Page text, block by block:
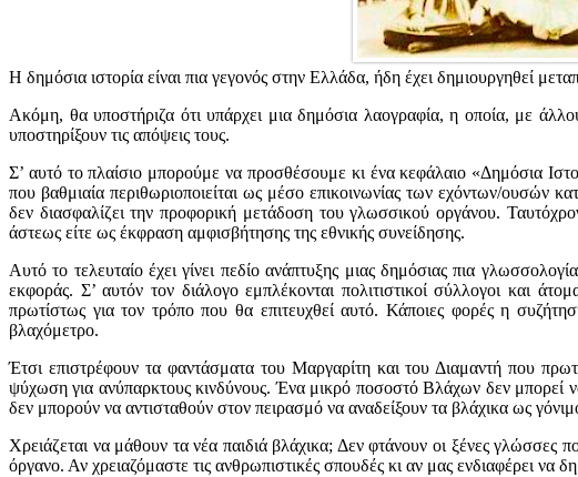
Η δημόσια ιστορία είναι πια γεγονός στην Ελλάδα, ήδη έχει δημιουργηθεί
Ακόμη, θα υποστήριζα ότι υπάρχει μια δημόσια λαογραφία, η οποία, με
υποστηρίξουν τις απόψεις τους.
Σ’ αυτό το πλαίσιο μπορούμε να προσθέσουμε κι ένα κεφάλαιο «Δημόσια
που βαθμιαία περιθωριοποιείται ως μέσο επικοινωνίας των εχόντων/ουσών
δεν διασφαλίζει την προφορική μετάδοση του γλωσσικού οργάνου.
άστεως είτε ως έκφραση αμφισβήτησης της εθνικής συνείδησης.
Αυτό το τελευταίο έχει γίνει πεδίο ανάπτυξης μιας δημόσιας πια
εκφοράς. Σ’ αυτόν τον διάλογο εμπλέκονται πολιτιστικοί σύλλογοι και
πρωτίστως για τον τρόπο που θα επιτευχθεί αυτό. Κάποιες φορές η
βλαχόμετρο.
Έτσι επιστρέφουν τα φαντάσματα του Μαργαρίτη και του Διαμαντή που
ψύχωση για ανύπαρκτους κινδύνους. Ένα μικρό ποσοστό Βλάχων δεν μπορεί
δεν μπορούν να αντισταθούν στον πειρασμό να αναδείξουν τα βλάχικα ως
Χρειάζεται να μάθουν τα νέα παιδιά βλάχικα; Δεν φτάνουν οι ξένες
όργανο. Αν χρειαζόμαστε τις ανθρωπιστικές σπουδές κι αν μας ενδιαφέρει να